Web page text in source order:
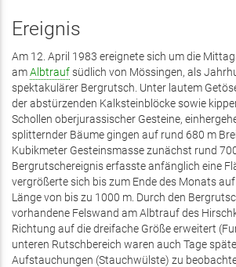
Ereignis
Am 12. April 1983 ereignete sich um die
amAlbtraufsüdlich von Mössingen, als
spektakulärer Bergrutsch. Unter lautem
der abstürzenden Kalksteinblöcke sowie
Schollen oberjurassischer Gesteine,
splitternder Bäume gingen auf rund 680 m
Kubikmeter Gesteinsmasse zunächst rund
Bergrutschereignis erfasste anfänglich eine
vergrößerte sich bis zum Ende des Monats
Länge von bis zu 1000 m. Durch den
vorhandene Felswand am Albtrauf des
Richtung auf die dreifache Größe erweitert
unteren Rutschbereich waren auch Tage
Aufstauchungen (Stauchwülste) zu